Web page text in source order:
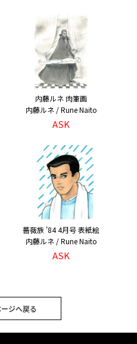
内藤ルネ 肉筆画
内藤ルネ / Rune Naito
ASK
薔薇族 '84 4月号 表紙絵
内藤ルネ / Rune Naito
ASK
ジへ戻る